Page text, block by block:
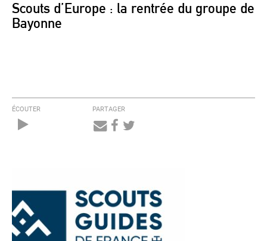
Scouts d’Europe : la rentrée du groupe de
Bayonne
ÉCOUTER PARTAGER